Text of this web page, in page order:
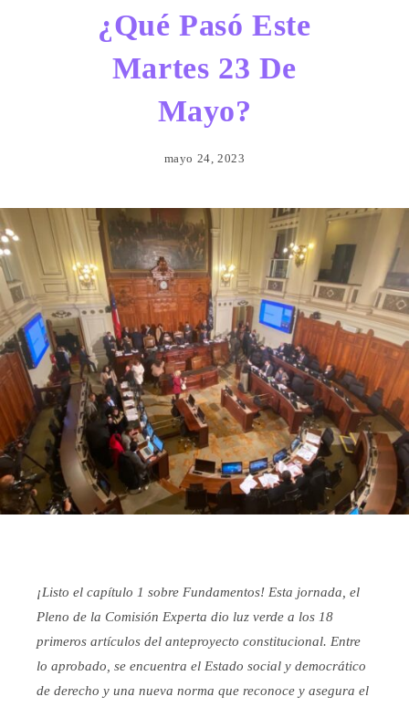
¿Qué Pasó Este
Martes 23 De
Mayo?
mayo 24, 2023
¡Listo el capítulo 1 sobre Fundamentos! Esta jornada, el
Pleno de la Comisión Experta dio luz verde a los 18
primeros artículos del anteproyecto constitucional. Entre
lo aprobado, se encuentra el Estado social y democrático
de derecho y una nueva norma que reconoce y asegura el